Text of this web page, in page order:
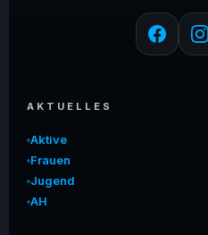
AKTUELLES
Aktive
Frauen
Jugend
AH